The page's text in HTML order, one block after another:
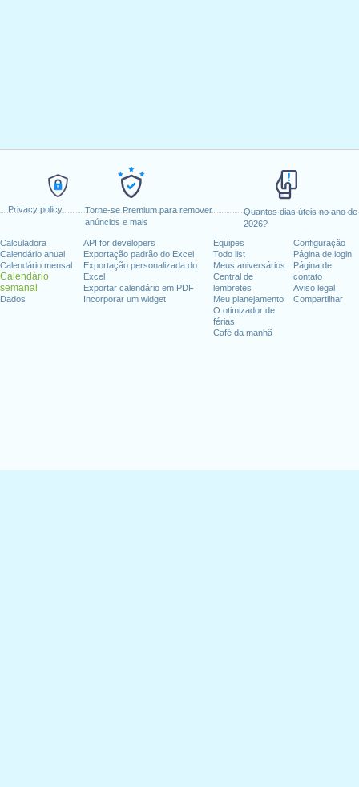
Privacy policy
Torne-se Premium para remover
anúncios e mais
Quantos dias úteis no ano de
2026?
Calculadora
Calendário anual
Calendário mensal
Calendário
semanal
Dados
API for developers
Exportação padrão do Excel
Exportação personalizada do
Excel
Exportar calendário em PDF
Incorporar um widget
Equipes
Todo list
Meus aniversários
Central de
lembretes
Meu planejamento
O otimizador de
férias
Café da manhã
Configuração
Página de login
Página de
contato
Aviso legal
Compartilhar